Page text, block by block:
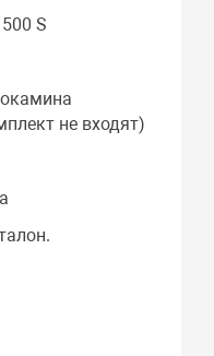
S
не входят)